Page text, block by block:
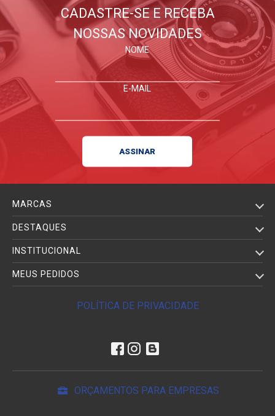
CADASTRE-SE E RECEBA
NOSSAS NOVIDADES
NOME
E-MAIL
MARCAS
DESTAQUES
INSTITUCIONAL
MEUS PEDIDOS
POLÍTICA DE PRIVACIDADE
ORÇAMENTOS PARA EMPRESAS